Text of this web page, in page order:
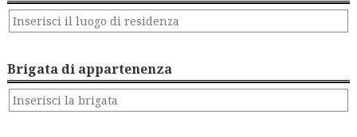
Brigata di appartenenza